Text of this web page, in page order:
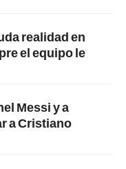
realidad en
el equipo le
Messi y a
a Cristiano